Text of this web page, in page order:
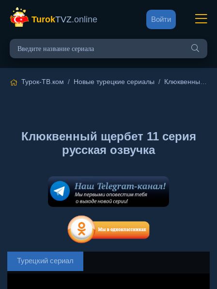
TurokTVZ.online Войти
Турок-ТВ.ком / Новые турецкие сериалы / Клюквенный щербет
Клюквенный щербет 11 серия
русская озвучка
Турецкий сериал